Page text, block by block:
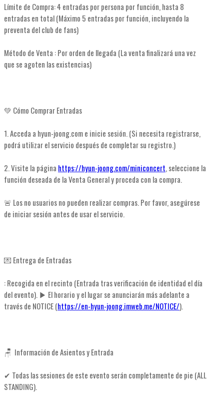
Límite de Compra: 4 entradas por persona por función, hasta 8
entradas en total (Máximo 5 entradas por función, incluyendo la
preventa del club de fans)
Método de Venta : Por orden de llegada (La venta finalizará una vez
que se agoten las existencias)
💚 Cómo Comprar Entradas
1. Acceda a hyun-joong.com e inicie sesión. (Si necesita registrarse,
podrá utilizar el servicio después de completar su registro.)
2. Visite la página https://hyun-joong.com/miniconcert, seleccione la
función deseada de la Venta General y proceda con la compra.
🚨 Los no usuarios no pueden realizar compras. Por favor, asegúrese
de iniciar sesión antes de usar el servicio.
💌 Entrega de Entradas
: Recogida en el recinto (Entrada tras verificación de identidad el día
del evento). ▶ El horario y el lugar se anunciarán más adelante a
través de NOTICE (https://en-hyun-joong.imweb.me/NOTICE/).
🪑 Información de Asientos y Entrada
✔ Todas las sesiones de este evento serán completamente de pie (ALL
STANDING).